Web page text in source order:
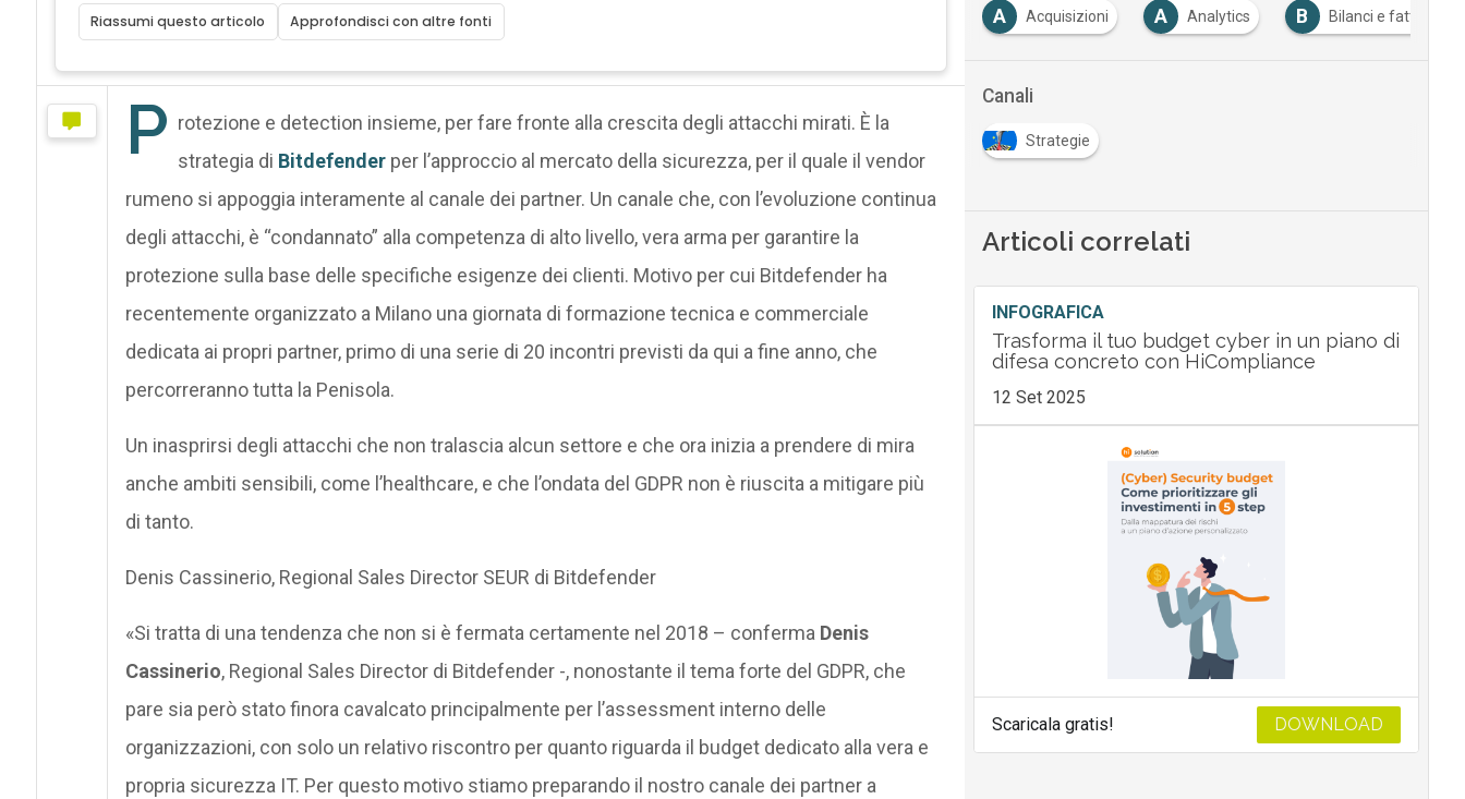
Riassumi questo articolo Approfondisci con altre fonti
P rotezione e detection insieme, per fare fronte alla crescita degli attacchi mirati. È la
strategia di Bitdefenderper l’approccio al mercato della sicurezza, per il quale il vendor
rumeno si appoggia interamente al canale dei partner. Un canale che, con l’evoluzione continua
degli attacchi, è “condannato” alla competenza di alto livello, vera arma per garantire la
protezione sulla base delle specifiche esigenze dei clienti. Motivo per cui Bitdefender ha
recentemente organizzato a Milano una giornata di formazione tecnica e commerciale
dedicata ai propri partner, primo di una serie di 20 incontri previsti da qui a fine anno, che
percorreranno tutta la Penisola.
Un inasprirsi degli attacchi che non tralascia alcun settore e che ora inizia a prendere di mira
anche ambiti sensibili, come l’healthcare, e che l’ondata del GDPR non è riuscita a mitigare più
di tanto.
Denis Cassinerio, Regional Sales Director SEUR di Bitdefender
«Si tratta di una tendenza che non si è fermata certamente nel 2018 – conferma Denis
Cassinerio, Regional Sales Director di Bitdefender -, nonostante il tema forte del GDPR, che
pare sia però stato finora cavalcato principalmente per l’assessment interno delle
organizzazioni, con solo un relativo riscontro per quanto riguarda il budget dedicato alla vera e
propria sicurezza IT. Per questo motivo stiamo preparando il nostro canale dei partner a
A Acquisizioni A Analytics B Bilanci e fatturati
Canali
Strategie
Articoli correlati
INFOGRAFICA
Trasforma il tuo budget cyber in un piano di
difesa concreto con HiCompliance
12 Set 2025
Scaricala gratis! DOWNLOAD